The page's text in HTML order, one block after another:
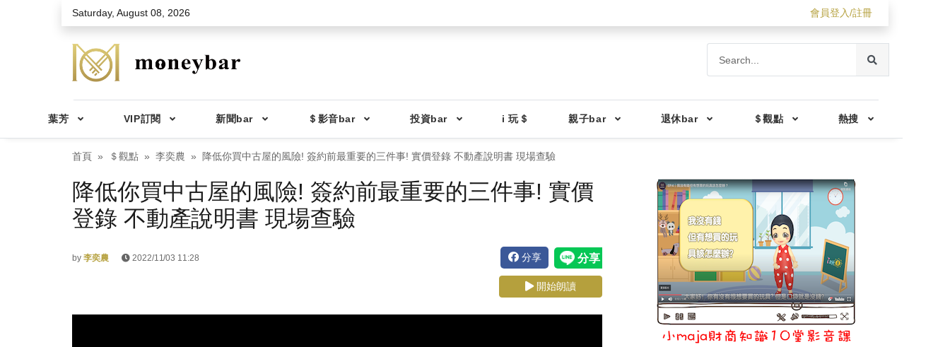
Skip to main contentSaturday, August 08, 2026 會員登入/註冊
葉芳 VIP訂閱 新聞bar ＄影音bar 投資bar i 玩＄ 親子bar 退休bar ＄觀點 熱搜
首頁 ＄觀點 李奕農 降低你買中古屋的風險! 簽約前最重要的三件事! 實價登錄 不動產說明書 現場查驗
降低你買中古屋的風險! 簽約前最重要的三件事! 實價
登錄 不動產說明書 現場查驗
by 李奕農 2022/11/03 11:28 分享
開始朗讀